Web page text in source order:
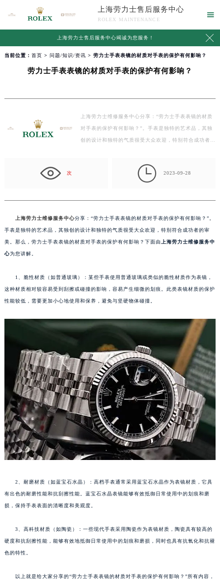
上海劳力士售后服务中心
ROLEX MAINTENANCE

上海劳力士售后服务中心竭诚为您服务！ 
当前位置： 首页 > 问题/知识/资讯 > 劳力士手表表镜的材质对手表的保护有何影响？
劳力士手表表镜的材质对手表的保护有何影响？
上海劳力士维修服务中心分享：“劳力士手表表镜的材质
对手表的保护有何影响？”。手表是独特的艺术品，其独
创的设计和独特的气质很受大众欢迎，特别符合成功者
次  2023-09-28
上海劳力士维修服务中心分享：“劳力士手表表镜的材质对手表的保护有何影响？”。
手表是独特的艺术品，其独创的设计和独特的气质很受大众欢迎，特别符合成功者的审
美。那么，劳力士手表表镜的材质对手表的保护有何影响？下面由 上海劳力士维修服务中
心为您讲解。
1、脆性材质（如普通玻璃）：某些手表使用普通玻璃或类似的脆性材质作为表镜，
这种材质相对较容易受到刮擦或碰撞的影响，容易产生细微的划痕。此类表镜材质的保护
性能较低，需要更加小心地使用和保养，避免与坚硬物体碰撞。
2、耐磨材质（如蓝宝石水晶）：高档手表通常采用蓝宝石水晶作为表镜材质，它具
有出色的耐磨性能和抗刮擦性能。蓝宝石水晶表镜能够有效抵御日常使用中的划痕和磨
损，保持手表表面的清晰度和美观度。
3、高科技材质（如陶瓷）：一些现代手表采用陶瓷作为表镜材质，陶瓷具有较高的
硬度和抗刮擦性能，能够有效地抵御日常使用中的划痕和磨损，同时也具有抗氧化和抗褪
色的特性。
以上就是给大家分享的“劳力士手表表镜的材质对手表的保护有何影响？”所有内容，